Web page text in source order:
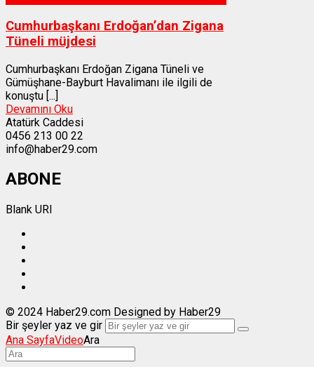
Cumhurbaşkanı Erdoğan’dan Zigana
Tüneli müjdesi
Cumhurbaşkanı Erdoğan Zigana Tüneli ve
Gümüşhane-Bayburt Havalimanı ile ilgili de
konuştu [...]
Devamını Oku
Atatürk Caddesi
0456 213 00 22
info@haber29.com
ABONE
Blank URI
© 2024 Haber29.com Designed by Haber29
Bir şeyler yaz ve gir
Ana SayfaVideoAra